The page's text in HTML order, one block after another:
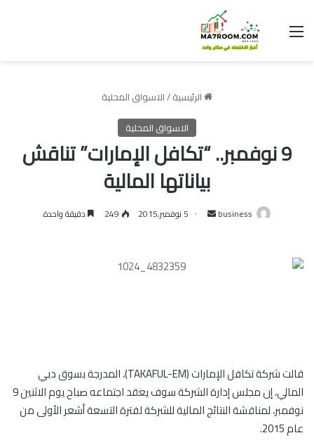
القائمة
الرئيسية/الاسواق المحلية
الاسواق المحلية
9 نوفمبر.. “تكافل الإمارات” تناقش
بياناتها المالية
business
أرسل 5 نوفمبر,2015 249 دقيقة واحدة
قالت شركة تكافل الإمارات (TAKAFUL-EM)، المدرجة بسوق دبي
المالي، إن مجلس إدارة الشركة سوف يعقد اجتماعه صباح يوم الاثنين 9
نوفمبر، لمناقشة النتائج المالية للشركة لفترة التسعة أشعر الأولى من
عام 2015.